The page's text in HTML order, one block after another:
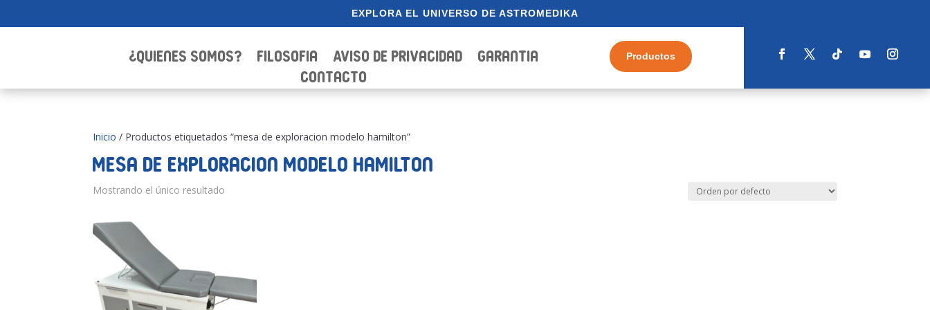
EXPLORA EL UNIVERSO DE ASTROMEDIKA
¿Quienes Somos? Filosofia Aviso de Privacidad
Garantia
Contacto
Productos
Inicio / Productos etiquetados “mesa de exploracion modelo hamilton”
mesa de exploracion modelo hamilton
Mostrando el único resultado